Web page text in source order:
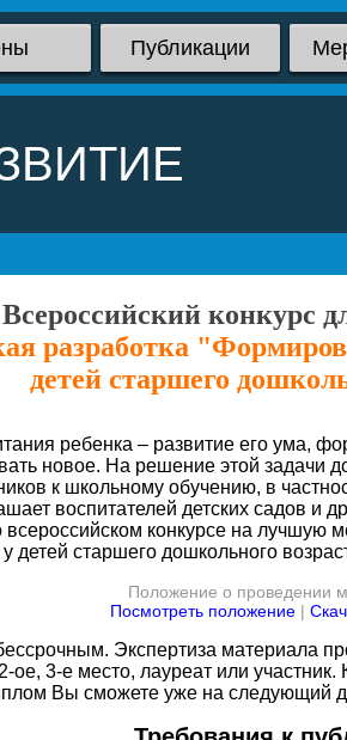
Публикации
Всероссийский конкурс
разработка
детей старшего
ребенка – развитие его ума,
новое. На решение этой
к школьному обучению, в
воспитателей детских садов и
всероссийском конкурсе на
детей старшего дошкольного
Положение о проведении
Посмотреть положение |
Экспертиза материала
ое, 3-е место, лауреат или
Вы сможете уже на следующий